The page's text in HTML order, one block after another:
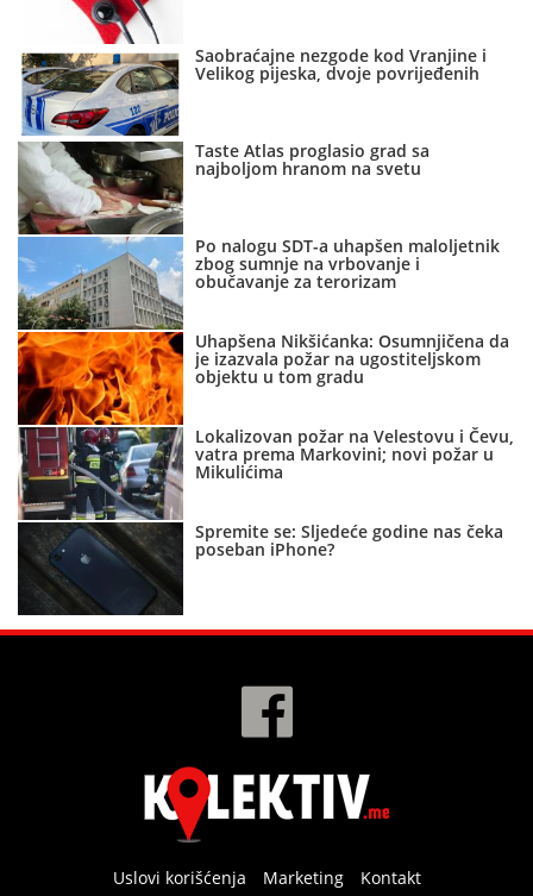
Saobraćajne nezgode kod Vranjine i
Velikog pijeska, dvoje povrijeđenih
Taste Atlas proglasio grad sa
najboljom hranom na svetu
Po nalogu SDT-a uhapšen maloljetnik
zbog sumnje na vrbovanje i
obučavanje za terorizam
Uhapšena Nikšićanka: Osumnjičena da
je izazvala požar na ugostiteljskom
objektu u tom gradu
Lokalizovan požar na Velestovu i Čevu,
vatra prema Markovini; novi požar u
Mikulićima
Spremite se: Sljedeće godine nas čeka
poseban iPhone?
Uslovi korišćenja Marketing Kontakt